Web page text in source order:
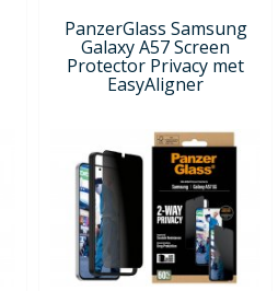
PanzerGlass Samsung
Galaxy A57 Screen
Protector Privacy met
EasyAligner